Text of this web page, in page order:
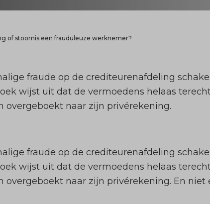
of stoornis een frauduleuze werknemer?
fraude op de crediteurenafdeling
wijst uit dat de vermoedens helaas
naar zijn privérekening.
fraude op de crediteurenafdeling
wijst uit dat de vermoedens helaas
naar zijn privérekening. En niet